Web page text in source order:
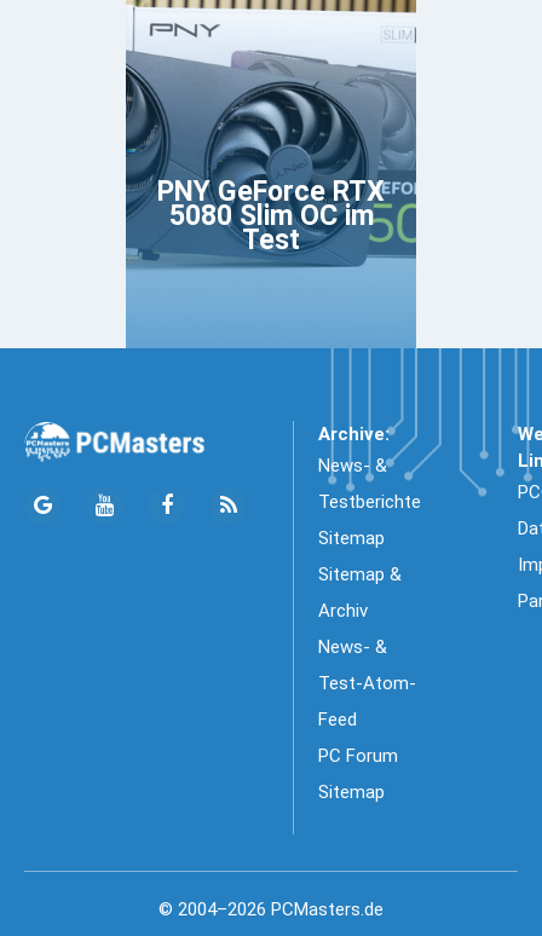
PNY GeForce RTX
5080 Slim OC im
Test
Archive:
News- &
Testberichte
Sitemap
Sitemap &
Archiv
News- &
Test-Atom-
Feed
PC Forum
Sitemap
© 2004–2026 PCMasters.de